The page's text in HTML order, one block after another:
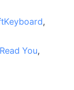
,
Read You,